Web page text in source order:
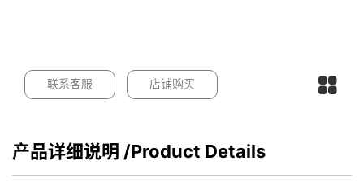
联系客服 店铺购买
产品详细说明 /Product Details